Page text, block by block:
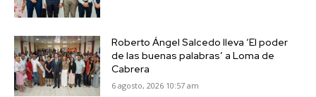
Roberto Ángel Salcedo lleva ‘El poder
de las buenas palabras’ a Loma de
Cabrera
6 agosto, 2026 10:57 am